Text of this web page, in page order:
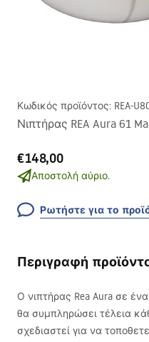
Κωδικός προϊόντος: REA-
Νιπτήρας REA Aura 61
€148,00
Αποστολή αύριο.
Ρωτήστε για το
Περιγραφή
Ο νιπτήρας Rea Aura σε
θα συμπληρώσει τέλεια
σχεδιαστεί για να